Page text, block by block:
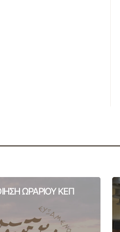
ΩΡΑΡΙΟΥ ΚΕΠ